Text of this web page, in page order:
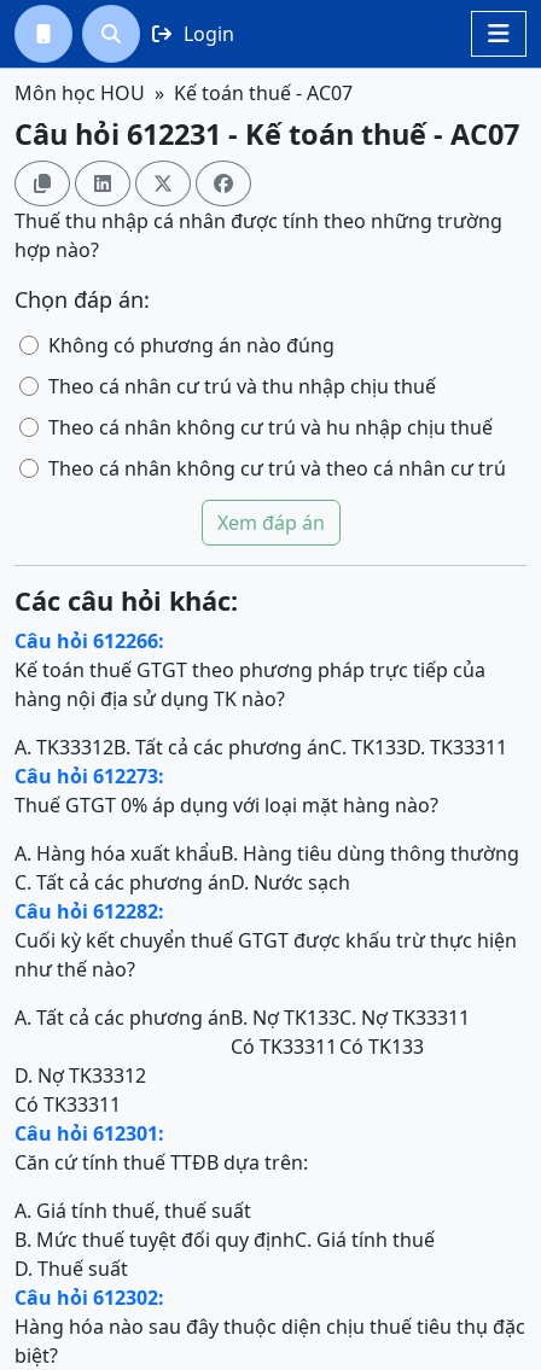

  Login
Môn học HOU Kế toán thuế - AC07
Câu hỏi 612231 - Kế toán thuế - AC07
   
Thuế thu nhập cá nhân được tính theo những trường
hợp nào?
Chọn đáp án:
Không có phương án nào đúng
Theo cá nhân cư trú và thu nhập chịu thuế
Theo cá nhân không cư trú và hu nhập chịu thuế
Theo cá nhân không cư trú và theo cá nhân cư trú
Xem đáp án
Các câu hỏi khác:
Câu hỏi 612266:
Kế toán thuế GTGT theo phương pháp trực tiếp của
hàng nội địa sử dụng TK nào?
A. TK33312B. Tất cả các phương ánC. TK133D. TK33311
Câu hỏi 612273:
Thuế GTGT 0% áp dụng với loại mặt hàng nào?
A. Hàng hóa xuất khẩuB. Hàng tiêu dùng thông thường
C. Tất cả các phương ánD. Nước sạch
Câu hỏi 612282:
Cuối kỳ kết chuyển thuế GTGT được khấu trừ thực hiện
như thế nào?
A. Tất cả các phương ánB. Nợ TK133
Có TK33311
C. Nợ TK33311
Có TK133
D. Nợ TK33312
Có TK33311
Câu hỏi 612301:
Căn cứ tính thuế TTĐB dựa trên:
A. Giá tính thuế, thuế suất
B. Mức thuế tuyệt đối quy địnhC. Giá tính thuế
D. Thuế suất
Câu hỏi 612302:
Hàng hóa nào sau đây thuộc diện chịu thuế tiêu thụ đặc
biệt?